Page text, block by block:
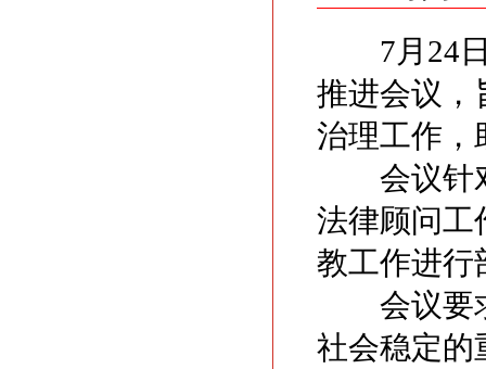
7月24日
推进会议，
治理工作，
会议针对
法律顾问工
教工作进行
会议要求
社会稳定的